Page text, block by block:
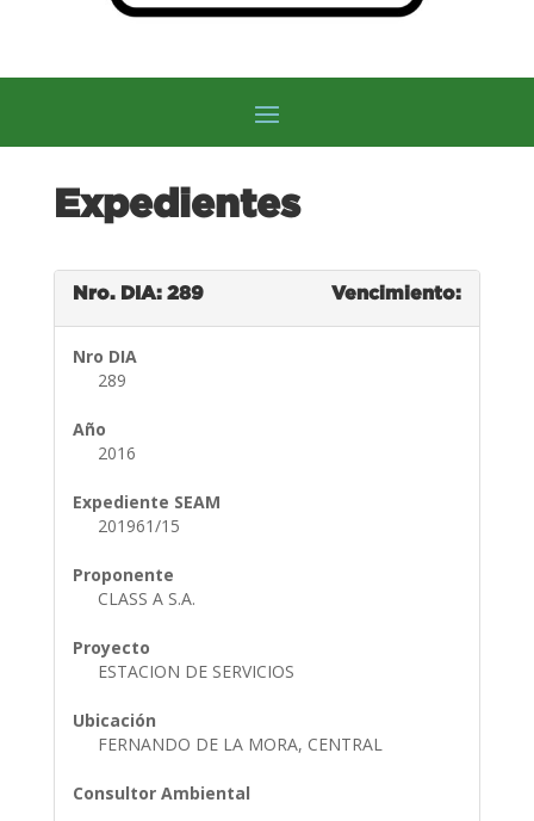
Expedientes
Nro. DIA: 289 Vencimiento:
Nro DIA
289
Año
2016
Expediente SEAM
201961/15
Proponente
CLASS A S.A.
Proyecto
ESTACION DE SERVICIOS
Ubicación
FERNANDO DE LA MORA, CENTRAL
Consultor Ambiental